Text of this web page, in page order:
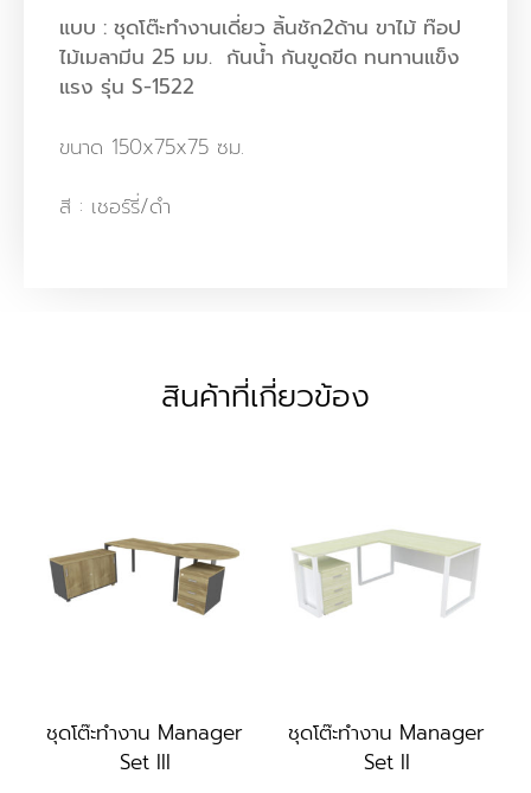
แบบ : ชุดโต๊ะทำงานเดี่ยว ลิ้นชัก2ด้าน ขาไม้ ท๊อป
ไม้เมลามีน 25 มม. กันน้ำ กันขูดขีด ทนทานแข็ง
แรง รุ่น S-1522
ขนาด 150x75x75 ซม.
สี : เชอร์รี่/ดำ
สินค้าที่เกี่ยวข้อง
ชุดโต๊ะทำงาน Manager
Set III
ชุดโต๊ะทำงาน Manager
Set II